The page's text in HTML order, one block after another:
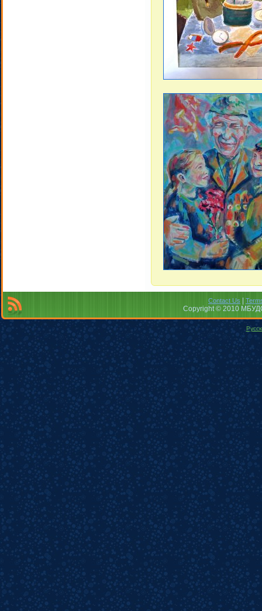
Contact Us
Copyright © 2010